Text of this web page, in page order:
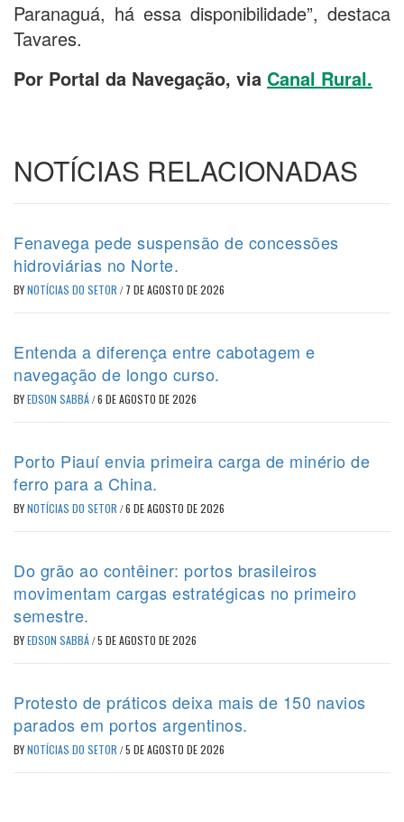
Paranaguá, há essa disponibilidade”, destaca
Tavares.
Por Portal da Navegação, via Canal Rural.
NOTÍCIAS RELACIONADAS
Fenavega pede suspensão de concessões
hidroviárias no Norte.
BYNOTÍCIAS DO SETOR / 7 DE AGOSTO DE 2026
Entenda a diferença entre cabotagem e
navegação de longo curso.
BYEDSON SABBÁ/6 DE AGOSTO DE 2026
Porto Piauí envia primeira carga de minério de
ferro para a China.
BYNOTÍCIAS DO SETOR /6 DE AGOSTO DE 2026
Do grão ao contêiner: portos brasileiros
movimentam cargas estratégicas no primeiro
semestre.
BYEDSON SABBÁ/5 DE AGOSTO DE 2026
Protesto de práticos deixa mais de 150 navios
parados em portos argentinos.
BYNOTÍCIAS DO SETOR /5 DE AGOSTO DE 2026